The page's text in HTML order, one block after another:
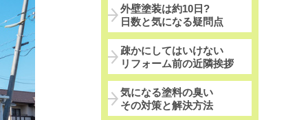
外壁塗装は約10日?
日数と気になる疑問点
疎かにしてはいけない
リフォーム前の近隣挨拶
気になる塗料の臭い
その対策と解決方法